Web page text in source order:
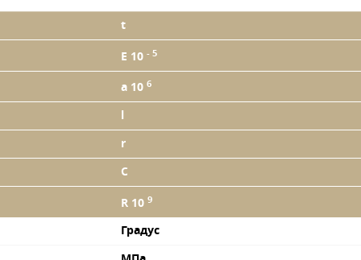
t
E 10 - 5
a 10 6
r
C
R 10 9
Градус